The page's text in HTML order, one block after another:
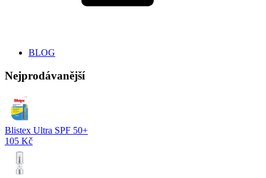
BLOG
Nejprodávanější
Blistex Ultra SPF 50+
105 Kč